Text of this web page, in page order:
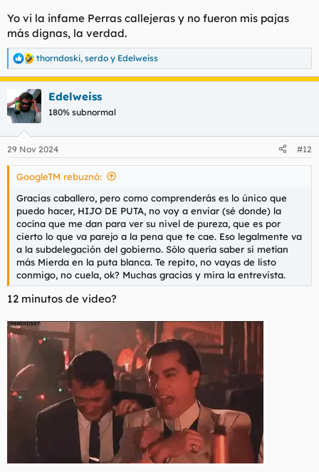
Yo vi la infame Perras callejeras y no fueron mis pajas
más dignas, la verdad.
R
e
a
c
c
i
e
s
thorndoski, serdo y Edelweiss
Edelweiss
180% subnormal
29 Nov 2024 #12
GoogleTM rebuznó:
Gracias caballero, pero como comprenderás es lo único que
puedo hacer, HIJO DE PUTA, no voy a enviar (sé donde) la
cocína que me dan para ver su nivel de pureza, que es por
cierto lo que va parejo a la pena que te cae. Eso legalmente va
a la subdelegación del gobierno. Sólo quería saber si metían
más Mierda en la puta blanca. Te repito, no vayas de listo
conmigo, no cuela, ok? Muchas gracias y mira la entrevista.
12 minutos de video?